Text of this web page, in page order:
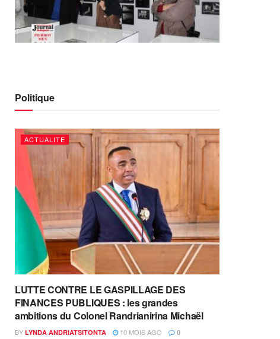
Politique
ACTUALITE
LUTTE CONTRE LE GASPILLAGE DES
FINANCES PUBLIQUES : les grandes
ambitions du Colonel Randrianirina Michaël
BY LYNDA ANDRIATSITONTA 10 MOIS AGO 0